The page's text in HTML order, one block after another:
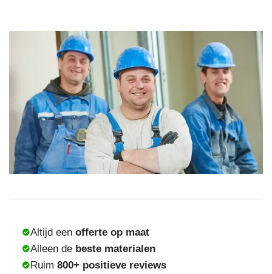
Altijd een offerte op maat
Alleen de beste materialen
Ruim 800+ positieve reviews